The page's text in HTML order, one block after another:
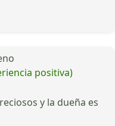
positiva)
y la dueña es